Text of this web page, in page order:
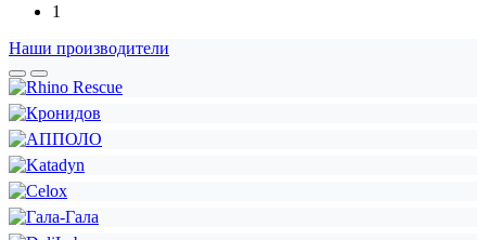
1
Наши производители